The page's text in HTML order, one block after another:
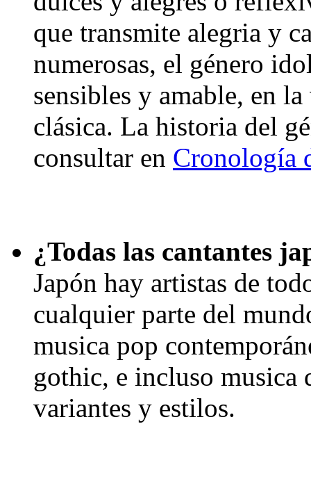
que transmite alegria y
numerosas, el género
sensibles y amable, en
clásica. La historia del
consultar en Cronología
¿Todas las cantantes
Japón hay artistas de
cualquier parte del
musica pop
gothic, e incluso musica
variantes y estilos.